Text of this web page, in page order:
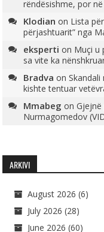
rëndësishme, por
Klodian on Lista
përjashtuarit” nga
eksperti on Muçi u
sa vite ka
Bradva on
kishte tentuar
Mmabeg on
Nurmagomedov
ARKIVI
August 2026 (6)
July 2026 (28)
June 2026 (60)